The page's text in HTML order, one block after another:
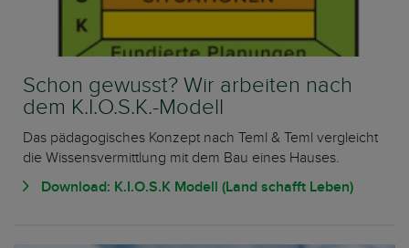
Schon gewusst? Wir arbeiten nach
dem K.I.O.S.K.-Modell
Das pädagogisches Konzept nach Teml & Teml vergleicht
die Wissensvermittlung mit dem Bau eines Hauses.
Download: K.I.O.S.K Modell (Land schafft Leben)